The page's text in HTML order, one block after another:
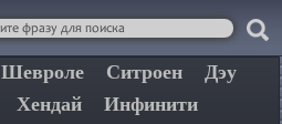
Шевроле Ситроен
Дэу
Хендай
Инфинити